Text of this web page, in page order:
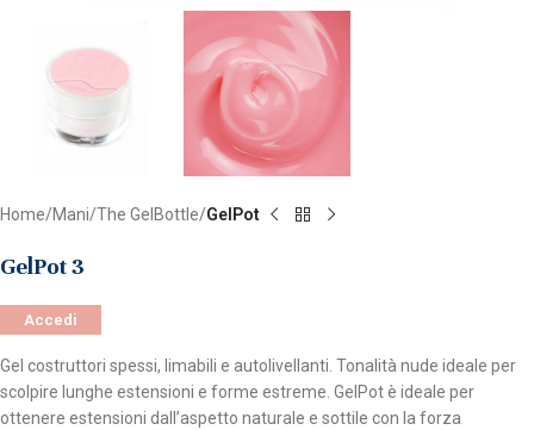
Home Mani The GelBottle GelPot
GelPot 3
Accedi
Gel costruttori spessi, limabili e autolivellanti. Tonalità nude ideale per
scolpire lunghe estensioni e forme estreme. GelPot è ideale per
ottenere estensioni dall’aspetto naturale e sottile con la forza